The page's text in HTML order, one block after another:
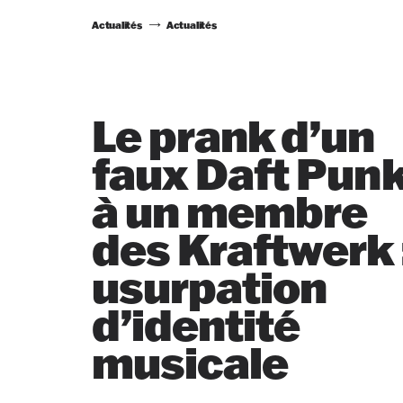
Actualités Actualités
Le prank d’un
faux Daft
à un membre
des Kraftwerk
usurpation
d’identité
musicale